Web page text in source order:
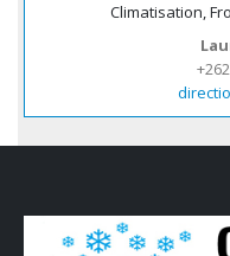
Climatisation,